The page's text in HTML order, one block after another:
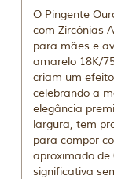
O Pingente
com Zircônias
para mães e
amarelo 18K/
criam um
celebrando a
elegância
largura, tem
para compor
aproximado de
significativa